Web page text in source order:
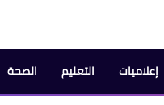
إعلاميات التعليم الصحة